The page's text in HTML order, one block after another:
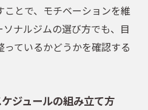
とで、モチベーションを維
ナルジムの選び方でも、目
ているかどうかを確認する
ジュールの組み立て方